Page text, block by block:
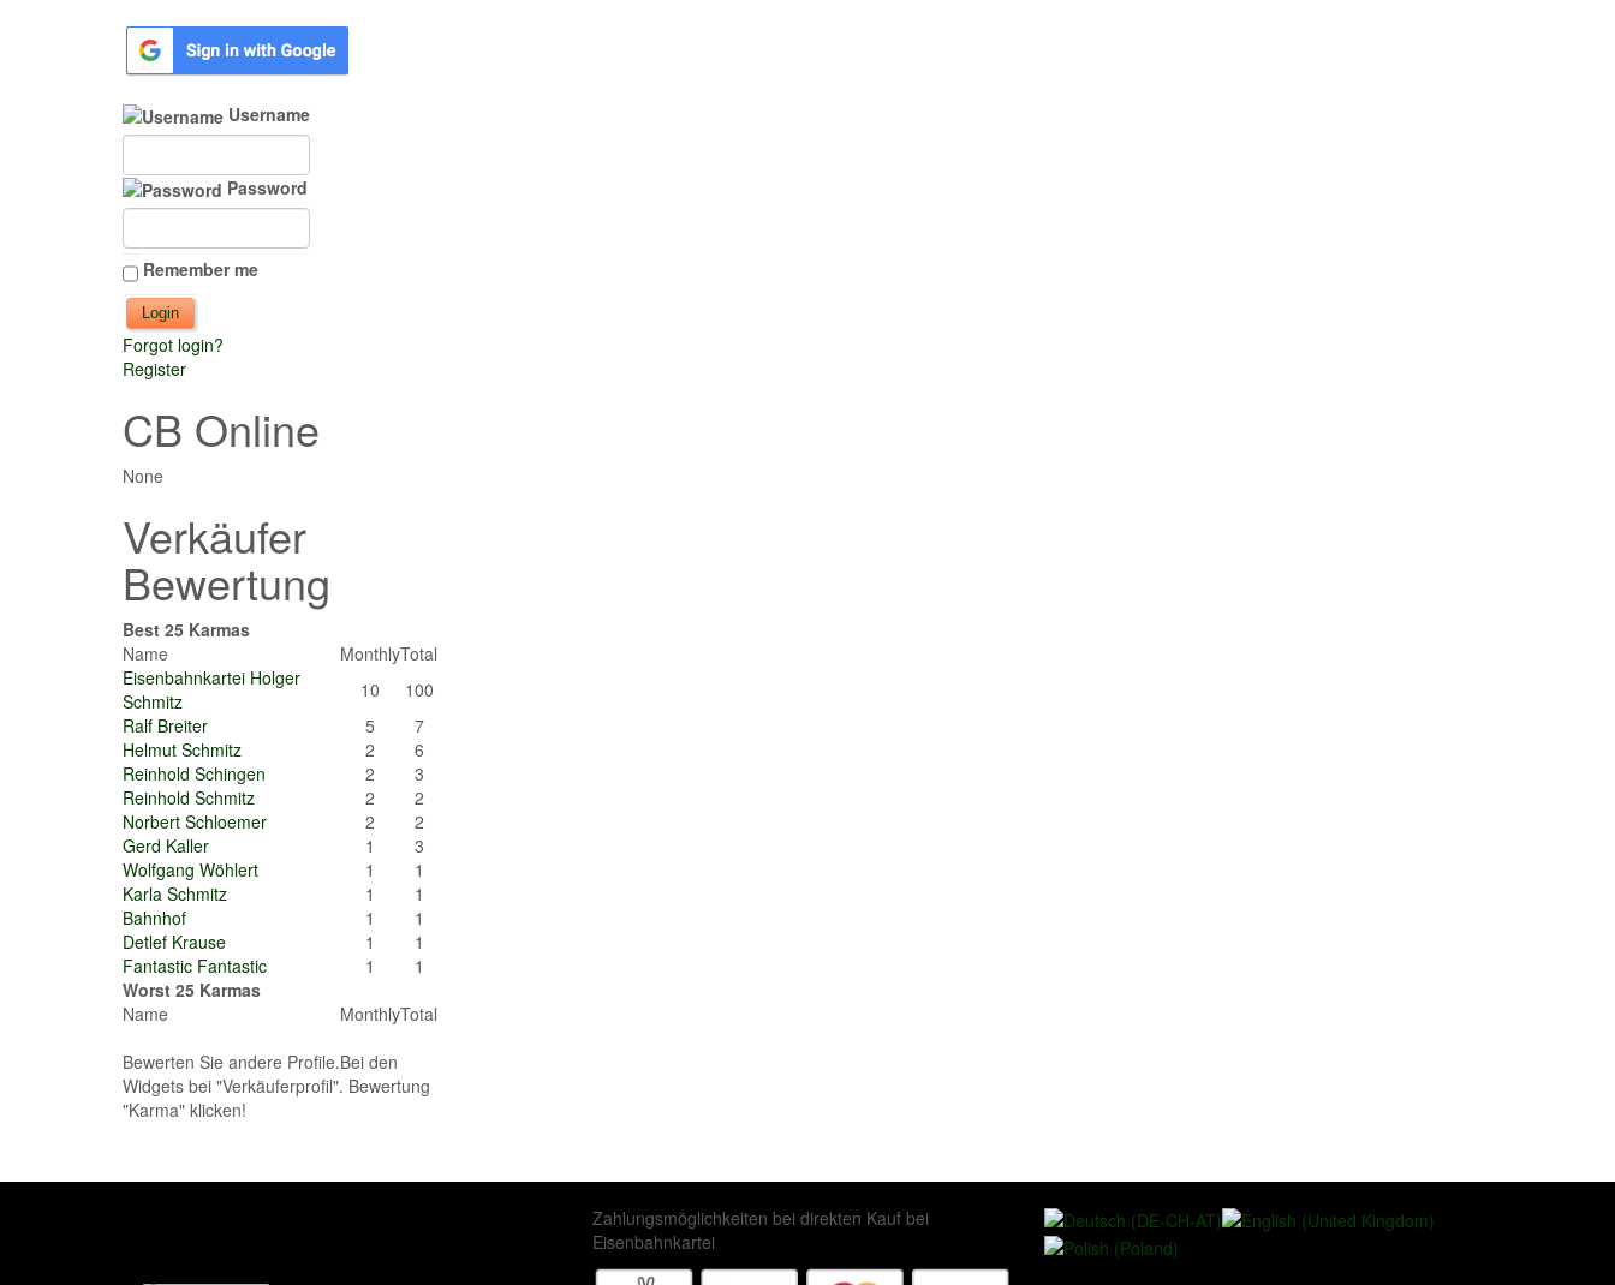
Username
Password
Remember me
Forgot login?
Register
CB Online
None
Verkäufer
Bewertung
Best 25 Karmas
Name
MonthlyTotal
Eisenbahnkartei Holger
Schmitz
10
100
Ralf Breiter
5
7
Helmut Schmitz
2
6
Reinhold Schingen
2
3
Reinhold Schmitz
2
2
Norbert Schloemer
2
2
Gerd Kaller
1
3
Wolfgang Wöhlert
1
1
Karla Schmitz
1
1
Bahnhof
1
1
Detlef Krause
1
1
Fantastic Fantastic
1
1
Worst 25 Karmas
Name
MonthlyTotal
Bewerten Sie andere Profile.Bei den
Widgets bei "Verkäuferprofil". Bewertung
"Karma" klicken!
Zahlungsmöglichkeiten bei direkten Kauf bei
Eisenbahnkartei